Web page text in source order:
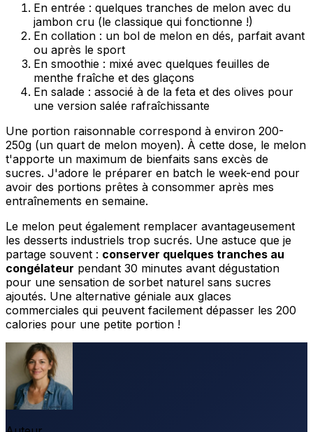
En entrée : quelques tranches de melon avec du
jambon cru (le classique qui fonctionne !)
En collation : un bol de melon en dés, parfait avant
ou après le sport
En smoothie : mixé avec quelques feuilles de
menthe fraîche et des glaçons
En salade : associé à de la feta et des olives pour
une version salée rafraîchissante
Une portion raisonnable correspond à environ 200-
250g (un quart de melon moyen). À cette dose, le melon
t'apporte un maximum de bienfaits sans excès de
sucres. J'adore le préparer en batch le week-end pour
avoir des portions prêtes à consommer après mes
entraînements en semaine.
Le melon peut également remplacer avantageusement
les desserts industriels trop sucrés. Une astuce que je
partage souvent : conserver quelques tranches au
congélateur pendant 30 minutes avant dégustation
pour une sensation de sorbet naturel sans sucres
ajoutés. Une alternative géniale aux glaces
commerciales qui peuvent facilement dépasser les 200
calories pour une petite portion !